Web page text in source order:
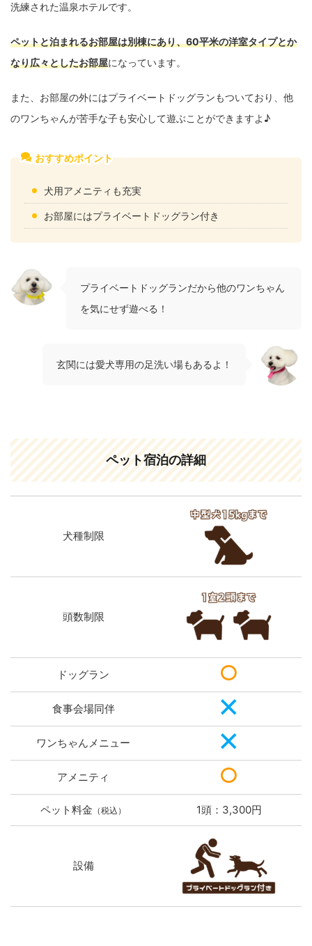
洗練された温泉ホテルです。
ペットと泊まれるお部屋は別棟にあり、60平米の洋室タイプとか
なり広々としたお部屋になっています。
また、お部屋の外にはプライベートドッグランもついており、他
のワンちゃんが苦手な子も安心して遊ぶことができますよ♪
おすすめポイント
犬用アメニティも充実
お部屋にはプライベートドッグラン付き
プライベートドッグランだから他のワンちゃん
を気にせず遊べる！
玄関には愛犬専用の足洗い場もあるよ！
ペット宿泊の詳細
犬種制限
頭数制限
ドッグラン
食事会場同伴
ワンちゃんメニュー
アメニティ
ペット料金 （税込） 1頭：3,300円
設備